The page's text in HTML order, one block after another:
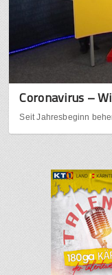
Coronavirus –
Seit Jahresbeginn